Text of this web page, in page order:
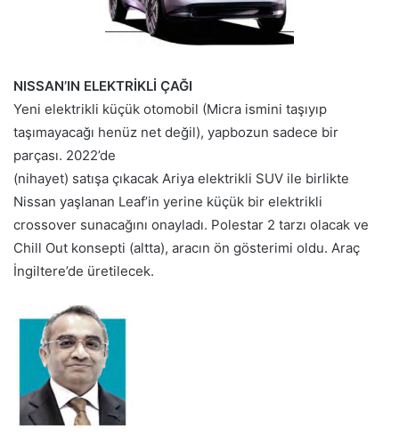
NISSAN’IN ELEKTRİKLİ ÇAĞI
Yeni elektrikli küçük otomobil (Micra ismini taşıyıp
taşımayacağı henüz net değil), yapbozun sadece bir
parçası. 2022’de
(nihayet) satışa çıkacak Ariya elektrikli SUV ile birlikte
Nissan yaşlanan Leaf’in yerine küçük bir elektrikli
crossover sunacağını onayladı. Polestar 2 tarzı olacak ve
Chill Out konsepti (altta), aracın ön gösterimi oldu. Araç
İngiltere’de üretilecek.